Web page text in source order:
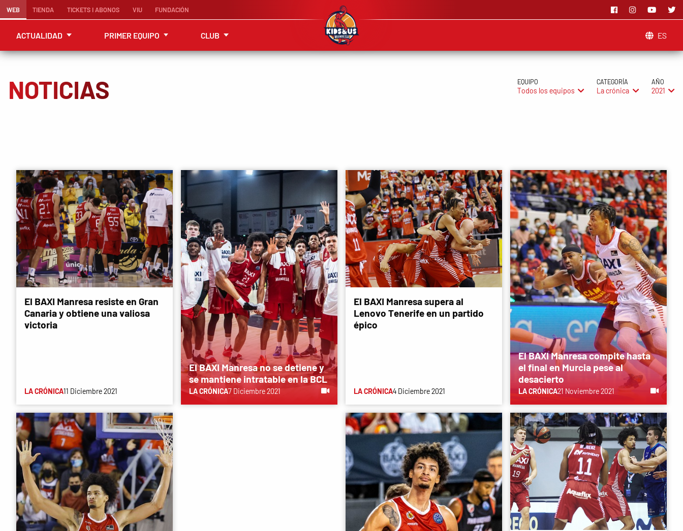
WEB TIENDA TICKETS I ABONOS VIU FUNDACIÓN
ACTUALIDAD PRIMER EQUIPO CLUB ES
NOTICIAS EQUIPO
Todos los equipos
CATEGORÍA
La crónica
AÑO
2021
El BAXI Manresa resiste en Gran
Canaria y obtiene una valiosa
victoria
LA CRÓNICA11 Diciembre 2021
El BAXI Manresa no se detiene y
se mantiene intratable en la BCL
LA CRÓNICA7 Diciembre 2021
El BAXI Manresa supera al
Lenovo Tenerife en un partido
épico
LA CRÓNICA4 Diciembre 2021
El BAXI Manresa compite hasta
el final en Murcia pese al
desacierto
LA CRÓNICA21 Noviembre 2021